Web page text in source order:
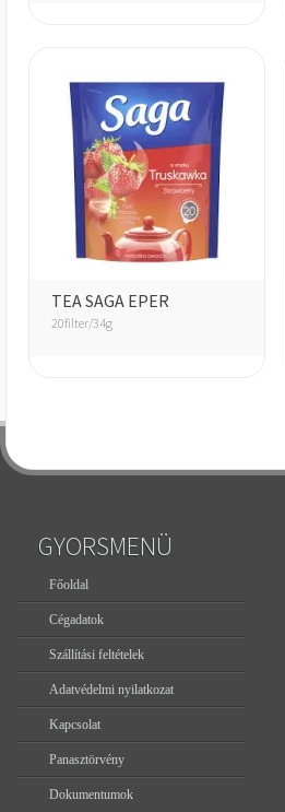
TEA SAGA EPER
20filter/34g
GYORSMENÜ
Főoldal
Cégadatok
Szállítási feltételek
Adatvédelmi nyilatkozat
Kapcsolat
Panasztörvény
Dokumentumok